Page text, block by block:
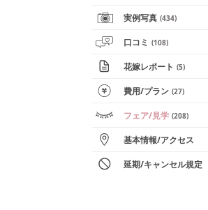
実例写真 (434)
口コミ (108)
花嫁レポート (5)
費用/プラン (27)
フェア/見学 (208)
基本情報/アクセス
延期/キャンセル規定